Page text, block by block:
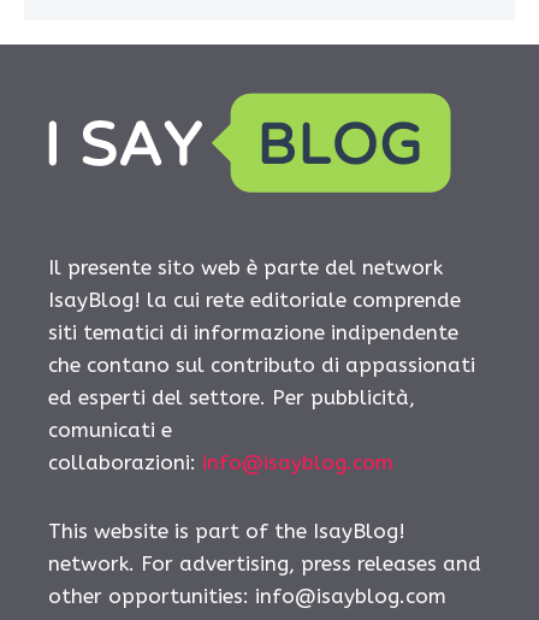
Il presente sito web è parte del network
IsayBlog! la cui rete editoriale comprende
siti tematici di informazione indipendente
che contano sul contributo di appassionati
ed esperti del settore. Per pubblicità,
comunicati e
collaborazioni: info@isayblog.com
This website is part of the IsayBlog!
network. For advertising, press releases and
other opportunities: info@isayblog.com